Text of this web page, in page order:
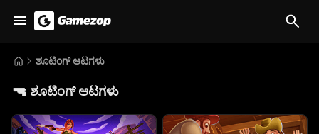
ಶೂಟಿಂಗ್ ಆಟಗಳು
🔫 ಶೂಟಿಂಗ್ ಆಟಗಳು